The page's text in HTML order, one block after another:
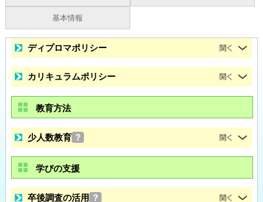
基本情報
ディプロマポリシー
カリキュラムポリシー
教育方法
少人数教育 ？
学びの支援
卒後調査の活用 ？